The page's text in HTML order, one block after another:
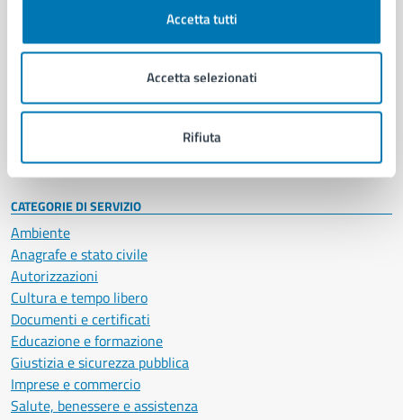
Accetta tutti
Accetta selezionati
Rifiuta
Enti e fondazioni
Personale amministrativo
Intranet, posta aziendale e protocollo
CATEGORIE DI SERVIZIO
Ambiente
Anagrafe e stato civile
Autorizzazioni
Cultura e tempo libero
Documenti e certificati
Educazione e formazione
Giustizia e sicurezza pubblica
Imprese e commercio
Salute, benessere e assistenza